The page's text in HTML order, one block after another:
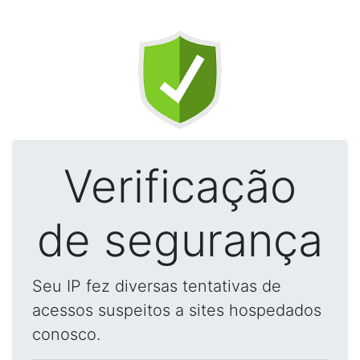
Verificação
de segurança
Seu IP fez diversas tentativas de
acessos suspeitos a sites hospedados
conosco.